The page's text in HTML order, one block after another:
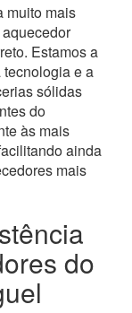
muito mais
Estamos a
e a
sólidas
do
às mais
ainda
mais
do